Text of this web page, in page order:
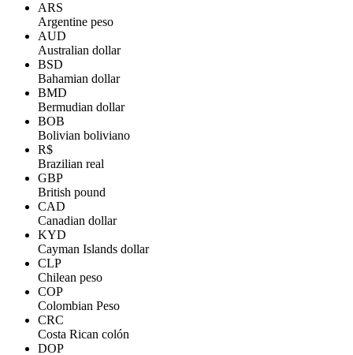
ARS
Argentine peso
AUD
Australian dollar
BSD
Bahamian dollar
BMD
Bermudian dollar
BOB
Bolivian boliviano
R$
Brazilian real
GBP
British pound
CAD
Canadian dollar
KYD
Cayman Islands dollar
CLP
Chilean peso
COP
Colombian Peso
CRC
Costa Rican colón
DOP